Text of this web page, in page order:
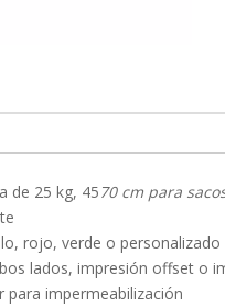
de 25 kg, 45 70 cm para
rojo, verde o personalizado
lados, impresión offset o
para impermeabilización